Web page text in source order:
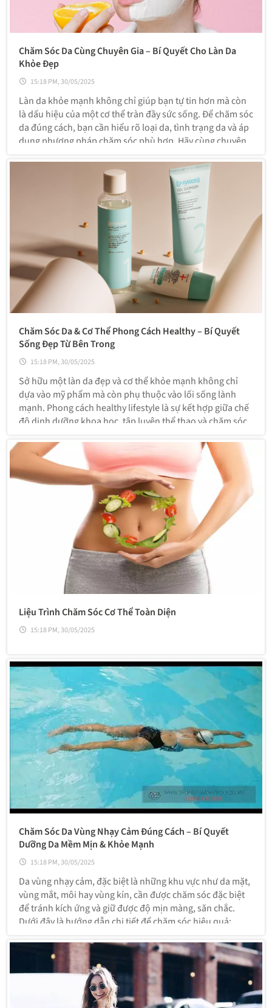
Chăm Sóc Da Cùng Chuyên Gia – Bí Quyết Cho Làn Da
Khỏe Đẹp
15:18 PM, 30/05/2025
Làn da khỏe mạnh không chỉ giúp bạn tự tin hơn mà còn
là dấu hiệu của một cơ thể tràn đầy sức sống. Để chăm sóc
da đúng cách, bạn cần hiểu rõ loại da, tình trạng da và áp
dụng phương pháp chăm sóc phù hợp. Hãy cùng chuyên
Chăm Sóc Da & Cơ Thể Phong Cách Healthy – Bí Quyết
Sống Đẹp Từ Bên Trong
15:18 PM, 30/05/2025
Sở hữu một làn da đẹp và cơ thể khỏe mạnh không chỉ
dựa vào mỹ phẩm mà còn phụ thuộc vào lối sống lành
mạnh. Phong cách healthy lifestyle là sự kết hợp giữa chế
độ dinh dưỡng khoa học, tập luyện thể thao và chăm sóc
đầy năng lượng.
Liệu Trình Chăm Sóc Cơ Thể Toàn Diện
15:18 PM, 30/05/2025
Chăm Sóc Da Vùng Nhạy Cảm Đúng Cách – Bí Quyết
Dưỡng Da Mềm Mịn & Khỏe Mạnh
15:18 PM, 30/05/2025
Da vùng nhạy cảm, đặc biệt là những khu vực như da mặt,
vùng mắt, môi hay vùng kín, cần được chăm sóc đặc biệt
để tránh kích ứng và giữ được độ mịn màng, săn chắc.
Dưới đây là hướng dẫn chi tiết để chăm sóc hiệu quả: